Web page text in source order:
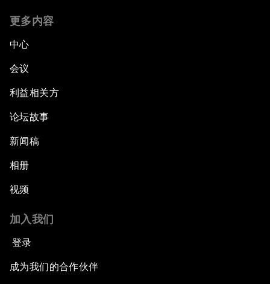
更多内容
中心
会议
利益相关方
论坛故事
新闻稿
相册
视频
加入我们
登录
成为我们的合作伙伴